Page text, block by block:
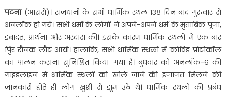
पटना(आससे)। राजधानी के सभी धार्मिक स्थल १३८ दिन बाद गुरुवार से
अनलॉक हो गये। सभी धर्मों के लोगों ने अपने-अपने धर्म के मुताबिक पूजा,
इबादत, प्रार्थना और अरदास की। इसके कारण धार्मिक स्थलों में एक बार
पिुर रौनक लौट आयी। हालांकि, सभी धार्मिक स्थलों में कोविड प्रोटोकॉल
का पालन कराना सुनिश्चित किया गया है। बुधवार को अनलॉक-६ की
गाइडलाइन में धार्मिक स्थलों को खोले जाने की इजाजत मिलने की
जानकारी होते ही लोग खुशी से झूम उठे थे। धार्मिक स्थलों की प्रबंध